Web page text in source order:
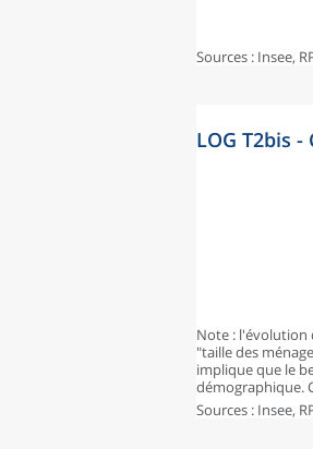
Sources : Insee,
LOG T2bis
Note : l'évolution
"taille des
implique que le
démographique.
Sources : Insee,